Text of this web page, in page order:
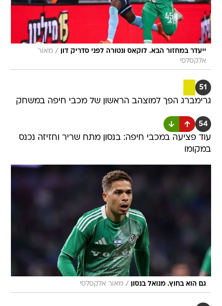
ייעדר במחזור הבא. לוקאס ונטורה לפני סדריק דון / מאור
אלקסלסי
51
גרימברג הפך למוצהב הראשון של מכבי חיפה במשחק
54
עוד פציעה במכבי חיפה: בנסון מתח שריר וחזיזה נכנס
במקומו
גם הוא בחוץ. מנואל בנסון / מאור אלקסלסי